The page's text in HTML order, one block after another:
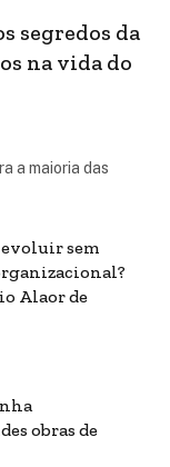
segredos da
na vida do
a maioria das
evoluir sem
Alaor de
obras de